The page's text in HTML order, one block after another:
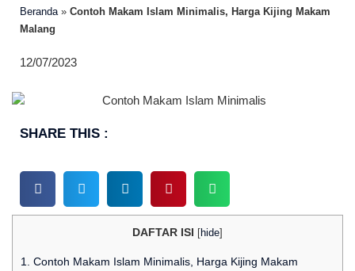
Beranda » Contoh Makam Islam Minimalis, Harga Kijing Makam
Malang
12/07/2023
SHARE THIS :
DAFTAR ISI [hide]
1.
Contoh Makam Islam Minimalis, Harga Kijing Makam